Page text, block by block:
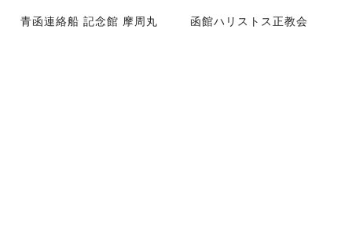
青函連絡船 記念館 摩周丸 函館ハリストス正教会